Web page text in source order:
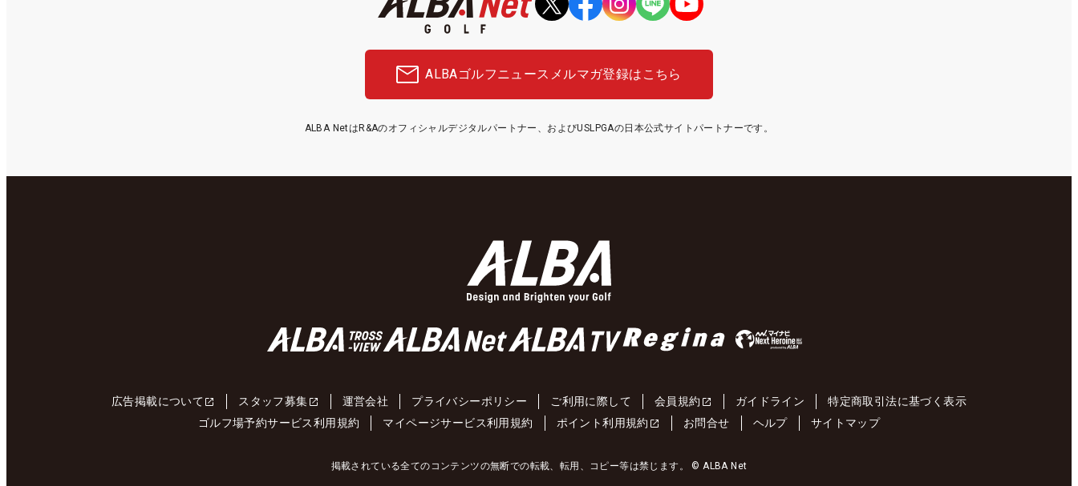
ALBAゴルフニュース メルマガ登録はこちら
ALBA NetはR&Aのオフィシャルデジタルパートナー、およびUSLPGAの日本公式サイトパートナーです。
広告掲載について スタッフ募集 運営会社 プライバシーポリシー ご利用に際して 会員規約 ガイドライン
特定商取引法に基づく表示
ゴルフ場予約サービス利用規約
マイページサービス利用規約 ポイント利用規約 お問合せ ヘルプ サイトマップ
掲載されている全てのコンテンツの無断での転載、転用、コピー等は禁じます。 © ALBA Net